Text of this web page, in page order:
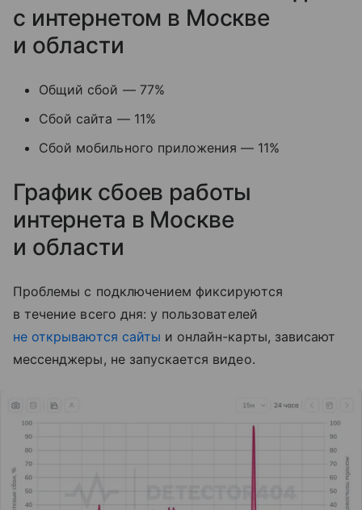
с интернетом в Москве
и области
Общий сбой — 77%
Сбой сайта — 11%
Сбой мобильного приложения — 11%
График сбоев работы
интернета в Москве
и области
Проблемы с подключением фиксируются
в течение всего дня: у пользователей
не открываются сайты и онлайн-карты, зависают
мессенджеры, не запускается видео.